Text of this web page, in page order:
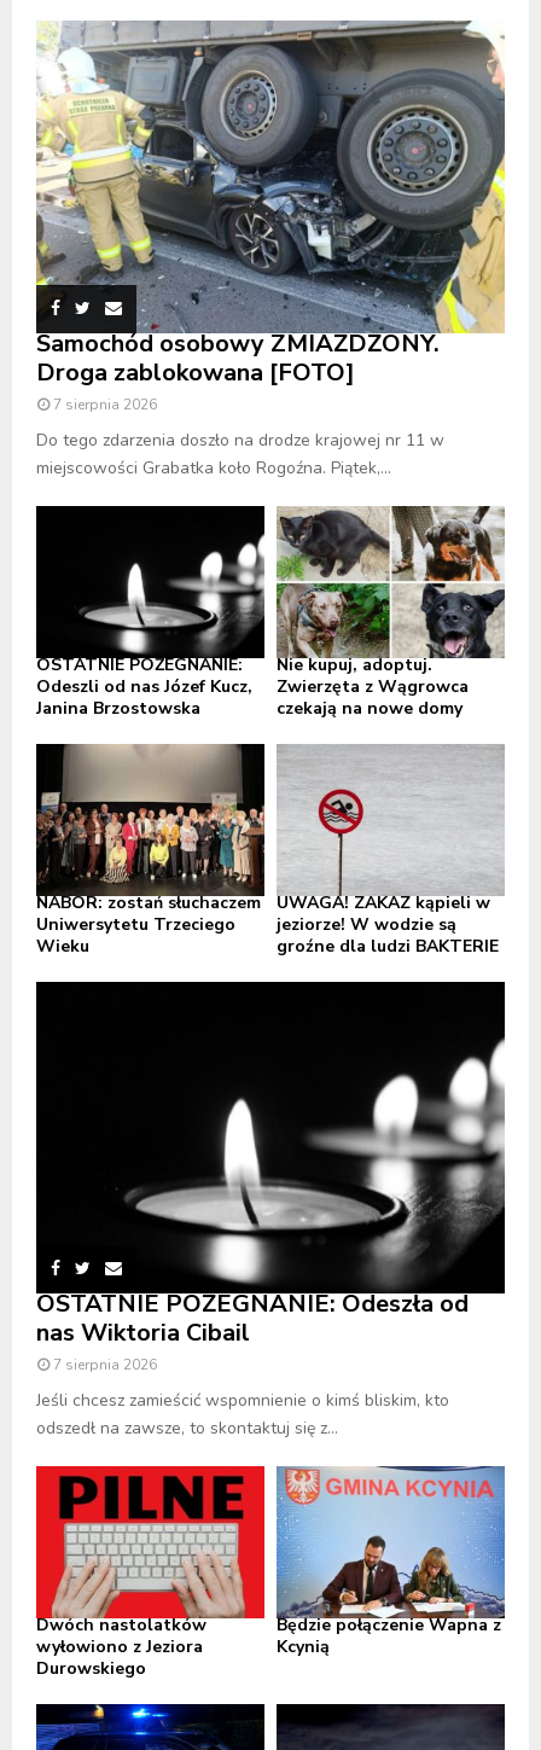
Samochód osobowy ZMIAŻDŻONY.
Droga zablokowana [FOTO]
7 sierpnia 2026
Do tego zdarzenia doszło na drodze krajowej nr 11 w
miejscowości Grabatka koło Rogoźna. Piątek,...
OSTATNIE POŻEGNANIE:
Odeszli od nas Józef Kucz,
Janina Brzostowska
Nie kupuj, adoptuj.
Zwierzęta z Wągrowca
czekają na nowe domy
NABÓR: zostań słuchaczem
Uniwersytetu Trzeciego
Wieku
UWAGA! ZAKAZ kąpieli w
jeziorze! W wodzie są
groźne dla ludzi BAKTERIE
OSTATNIE POŻEGNANIE: Odeszła od
nas Wiktoria Cibail
7 sierpnia 2026
Jeśli chcesz zamieścić wspomnienie o kimś bliskim, kto
odszedł na zawsze, to skontaktuj się z...
Dwóch nastolatków
wyłowiono z Jeziora
Durowskiego
Będzie połączenie Wapna z
Kcynią